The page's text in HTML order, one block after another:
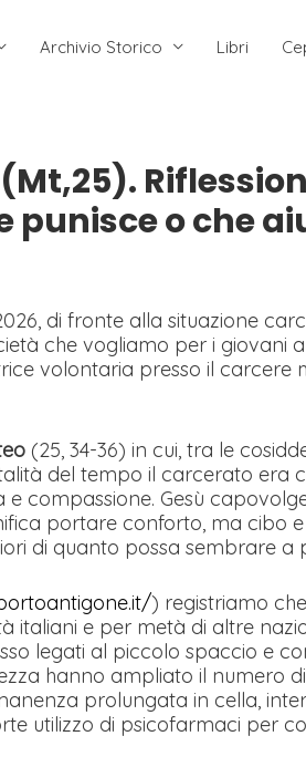
Archivio Storico Libri
o che
di fronte alla situazione
che vogliamo per i giovani
volontaria presso il carcere
(25, 34-36) in cui, tra le
del tempo il carcerato era
compassione. Gesù
portare conforto, ma cibo
di quanto possa sembrare a
) registriamo
e per metà di altre
legati al piccolo spaccio e
hanno ampliato il numero
prolungata in cella,
utilizzo di psicofarmaci per